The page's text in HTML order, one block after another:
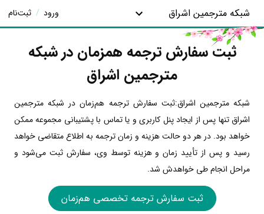
شبکه مترجمین اشراق ورود / ثبت‌نام
ثبت سفارش ترجمه همزمان در شبکه
مترجمین اشراق
شبکه مترجمین اشراق:ثبت سفارش ترجمه هم‌زمان در شبکه مترجمین
اشراق تنها پس از ایجاد پنل کاربری و یا تماس با پشتیبانی مجموعه ممکن
خواهد بود. در هر دو حالت هزینه و زمان ترجمه به اطلاع متقاضی خواهد
رسید و پس از تأیید زمان و هزینه توسط وی، سفارش ثبت می‌شود و
مراحل انجام طی خواهدش شد.
ثبت سفارش ترجمه تخصصی هم‌زمان